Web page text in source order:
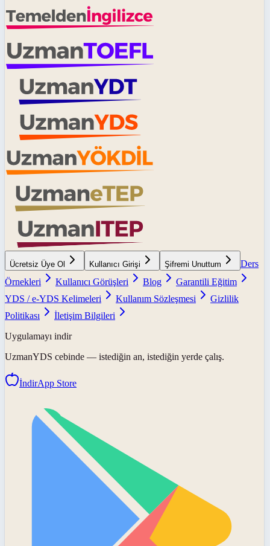
Ücretsiz Üye Ol Kullanıcı Girişi Şifremi Unuttum
Ders
Örnekleri
Kullanıcı Görüşleri Blog
Garantili Eğitim
YDS / e-YDS Kelimeleri
Kullanım Sözleşmesi
Gizlilik
Politikası
İletişim Bilgileri
Uygulamayı indir
UzmanYDS cebinde — istediğin an, istediğin yerde çalış.
İndirApp Store